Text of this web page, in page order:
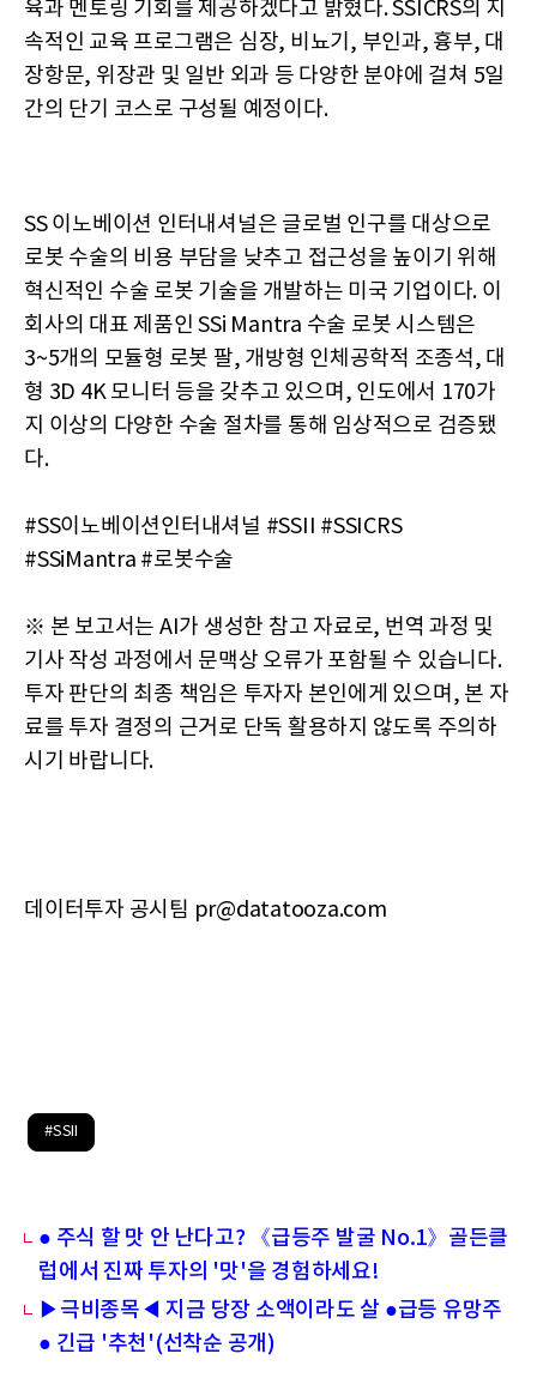
육과 멘토링 기회를 제공하겠다고 밝혔다. SSICRS의 지
속적인 교육 프로그램은 심장, 비뇨기, 부인과, 흉부, 대
장항문, 위장관 및 일반 외과 등 다양한 분야에 걸쳐 5일
간의 단기 코스로 구성될 예정이다.
SS 이노베이션 인터내셔널은 글로벌 인구를 대상으로
로봇 수술의 비용 부담을 낮추고 접근성을 높이기 위해
혁신적인 수술 로봇 기술을 개발하는 미국 기업이다. 이
회사의 대표 제품인 SSi Mantra 수술 로봇 시스템은
3~5개의 모듈형 로봇 팔, 개방형 인체공학적 조종석, 대
형 3D 4K 모니터 등을 갖추고 있으며, 인도에서 170가
지 이상의 다양한 수술 절차를 통해 임상적으로 검증됐
다.
#SS이노베이션인터내셔널 #SSII #SSICRS
#SSiMantra #로봇수술
※ 본 보고서는 AI가 생성한 참고 자료로, 번역 과정 및
기사 작성 과정에서 문맥상 오류가 포함될 수 있습니다.
투자 판단의 최종 책임은 투자자 본인에게 있으며, 본 자
료를 투자 결정의 근거로 단독 활용하지 않도록 주의하
시기 바랍니다.
데이터투자 공시팀 pr@datatooza.com
#SSII
● 주식 할 맛 안 난다고? 《급등주 발굴 No.1》골든클
럽에서 진짜 투자의 '맛'을 경험하세요!
▶극비종목◀ 지금 당장 소액이라도 살 ●급등 유망주
● 긴급 '추천'(선착순 공개)